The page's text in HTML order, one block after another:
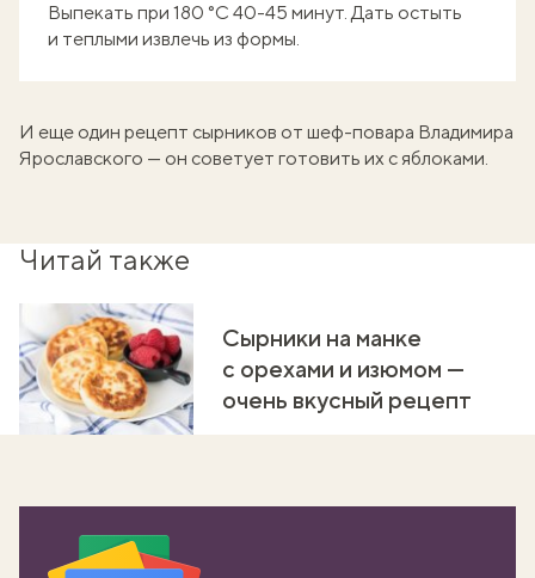
Выпекать при 180 °С 40-45 минут. Дать остыть
и теплыми извлечь из формы.
И еще один рецепт сырников от шеф-повара Владимира
Ярославского — он советует готовить их с яблоками.
Читай также
Сырники на манке
с орехами и изюмом —
очень вкусный рецепт